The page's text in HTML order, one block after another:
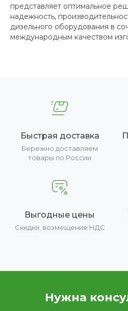
представляет оптимальное
надежность,
дизельного оборудования в
международным качеством
Быстрая доставка
Бережно доставляем
товары по России
Выгодные цены
Скидки, возмещение НДС
Нужна